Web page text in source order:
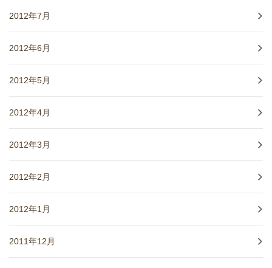
2012年7月
2012年6月
2012年5月
2012年4月
2012年3月
2012年2月
2012年1月
2011年12月